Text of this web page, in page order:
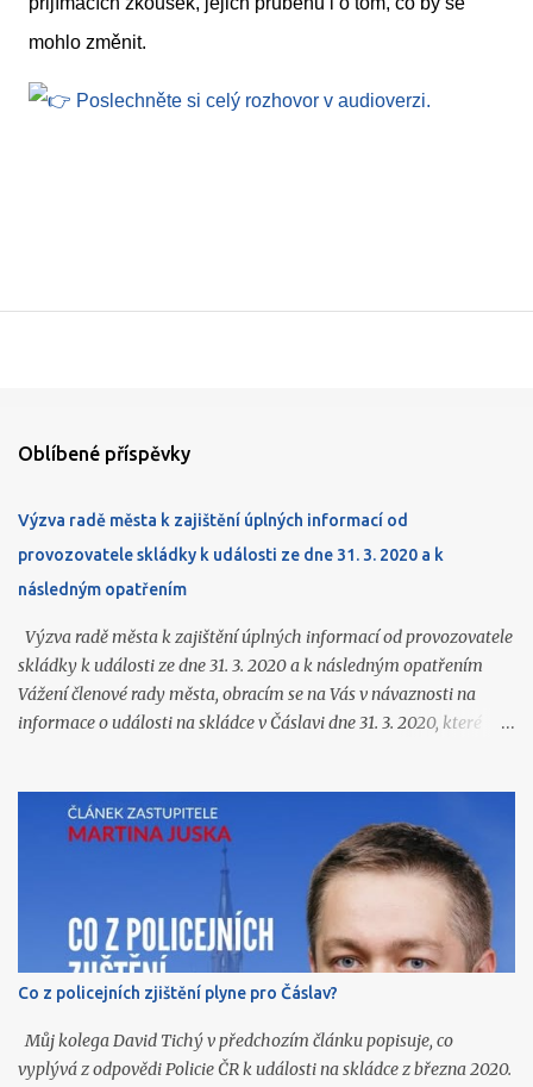
mohlo změnit.
Poslechněte si celý rozhovor v audioverzi.
Oblíbené příspěvky
Výzva radě města k zajištění úplných informací od
provozovatele skládky k události ze dne 31. 3. 2020 a k
následným opatřením
Výzva radě města k zajištění úplných informací od provozovatele
skládky k události ze dne 31. 3. 2020 a k následným opatřením
Vážení členové rady města, obracím se na Vás v návaznosti na
informace o události na skládce v Čáslavi dne 31. 3. 2020, které
k-vybuchu-pozaru-na.html ) a o kterých jsem Vás souhrnně
informoval na zasedání zastupitelstva 22. 6. 2026. Ze zmíněného
vyrozumění a z navazujících podkladů podle mého názoru
vyplývají další závažné otázky, které dosud nejsou veřejnosti
srozumitelně a úplně zodpovězeny. Skládka v Čáslavi je zařízení,
jehož provoz dlouhodobě ovlivňuje život ve městě. V letošním roce
došlo k zahájení provozu další etapy skládkování o objemu téměř
600 tis. m 3 , jejíž provoz dle odhadů potrvá minimálně několik
let. Občané města proto potřebují vědět, co se na skládce skutečně
stalo, jaká opatření byla p...
Co z policejních zjištění plyne pro Čáslav?
Můj kolega David Tichý v předchozím článku popisuje, co
vyplývá z odpovědi Policie ČR k události na skládce z března 2020.